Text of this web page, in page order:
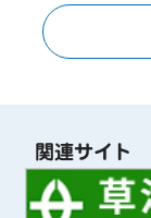
関連サイト